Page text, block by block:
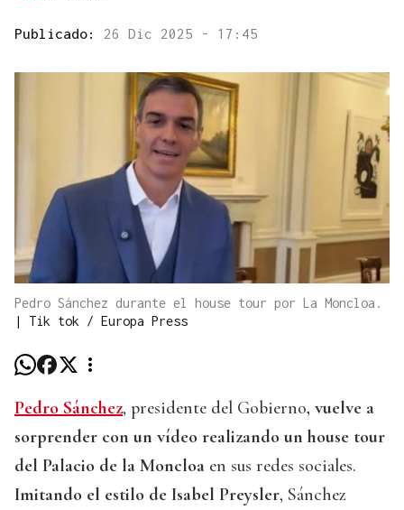
Publicado: 26 Dic 2025 - 17:45
Pedro Sánchez durante el house tour por La Moncloa.
| Tik tok / Europa Press
Pedro Sánchez, presidente del Gobierno, vuelve a
sorprender con un vídeo realizando un house tour
del Palacio de la Moncloa en sus redes sociales.
Imitando el estilo de Isabel Preysler, Sánchez